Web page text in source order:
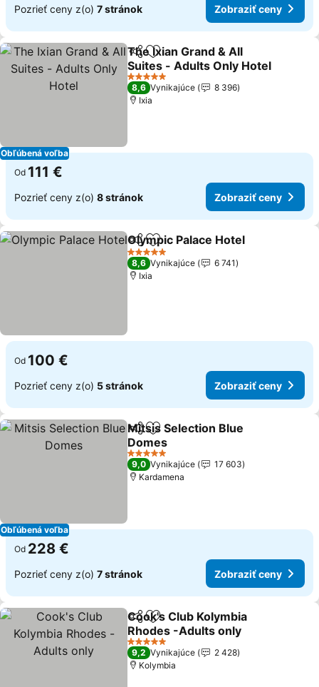
Pozrieť ceny z(o) 7 stránok Zobraziť ceny
Obľúbená voľba
ZdieľaťPridať do obľúbených
The Ixian Grand & All
Suites - Adults Only Hotel
Zobraziť ceny
5 Počet hviezdičiek
8,6 Vynikajúce
8 396
Ixia
Od 111 €
Pozrieť ceny z(o) 8 stránok Zobraziť ceny
ZdieľaťPridať do obľúbených
Olympic Palace Hotel
5 Počet hviezdičiek
8,6 Vynikajúce
6 741
Ixia
Od 100 €
Pozrieť ceny z(o) 5 stránok Zobraziť ceny
Obľúbená voľba
ZdieľaťPridať do obľúbených
Mitsis Selection Blue
Domes
Zobraziť ceny
5 Počet hviezdičiek
9,0 Vynikajúce
17 603
Kardamena
Od 228 €
Pozrieť ceny z(o) 7 stránok Zobraziť ceny
ZdieľaťPridať do obľúbených
Cook's Club Kolymbia
Rhodes -Adults only
Zobraziť ceny
5 Počet hviezdičiek
9,2 Vynikajúce
2 428
Kolymbia